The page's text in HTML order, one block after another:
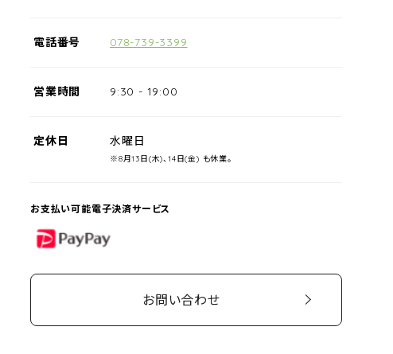
電話番号 078-739-3399
営業時間 9:30 - 19:00
定休日 水曜日
※8月13日(木)、14日(金) も休業。
お支払い可能電子決済サービス
PayPay
お問い合わせ